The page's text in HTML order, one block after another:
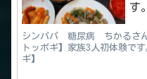
す。
シンパパ 糖尿病 ちかるさ
トッポギ】家族3人初体験で
ギ】